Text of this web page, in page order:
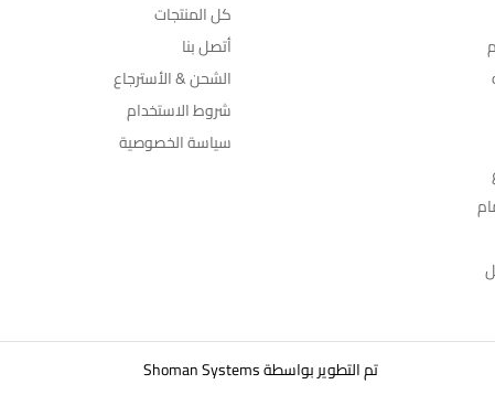
كل المنتجات
أتصل بنا
الشحن & الأسترجاع
شروط الاستخدام
سياسة الخصوصية
تم التطوير بواسطةShoman Systems